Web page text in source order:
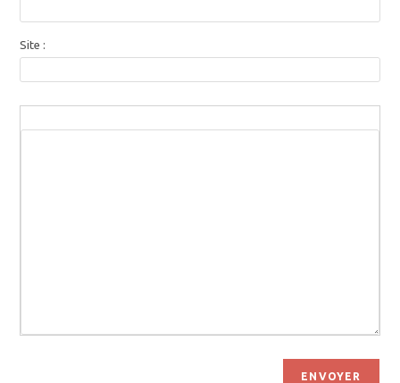
Site :
ENVOYER